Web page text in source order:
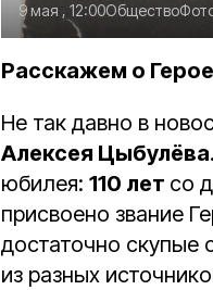
9 мая , 12:00Общество
Расскажем о
Не так давно в
Алексея Цыбулёва
юбилея: 110 лет со
присвоено звание
достаточно скупые
из разных